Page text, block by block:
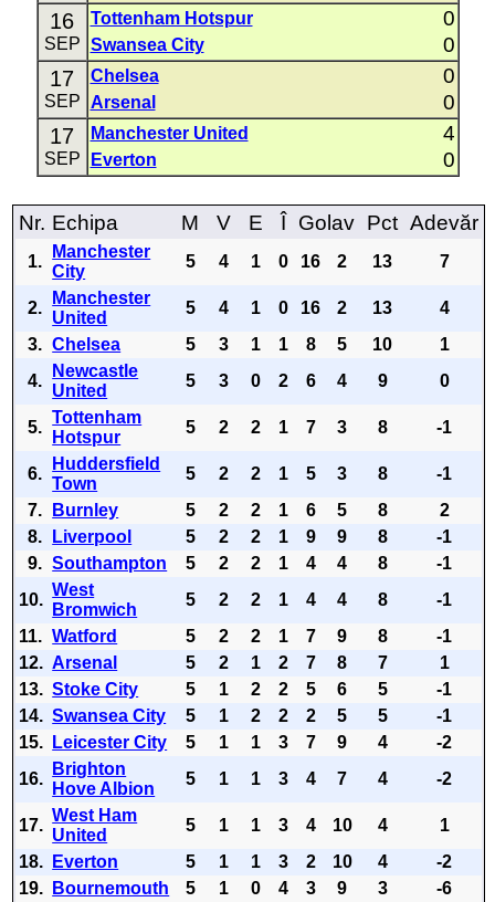
16
SEP
Tottenham Hotspur 0
Swansea City 0
17
SEP
Chelsea 0
Arsenal 0
17
SEP
Manchester United 4
Everton 0
Nr. Echipa M V E Î Golav Pct Adevăr
1.
Manchester
City
5 4 1 0 16 2 13 7
2.
Manchester
United
5 4 1 0 16 2 13
4
3. Chelsea 5 3 1 1 8 5 10
1
4.
Newcastle
United
5 3 0 2 6 4 9 0
5.
Tottenham
Hotspur
5 2 2 1 7 3 8 -1
6.
Huddersfield
Town
5 2 2 1 5 3 8
-1
7.
Burnley 5 2 2 1 6 5 8
2
8.
Liverpool 5 2 2 1 9 9 8
-1
9. Southampton 5 2 2 1 4 4 8
-1
10.
West
Bromwich
5 2 2 1 4 4 8
-1
11. Watford 5 2 2 1 7 9 8
-1
12. Arsenal 5 2 1 2 7 8 7
1
13. Stoke City 5 1 2 2 5 6 5
-1
14. Swansea City 5 1 2 2 2 5 5
-1
15.
Leicester City 5 1 1 3 7 9 4
-2
16.
Brighton
Hove Albion
5 1 1 3 4 7 4 -2
17.
West Ham
United
5 1 1 3 4 10 4
1
18.
Everton 5 1 1 3 2 10 4
-2
19.
Bournemouth 5 1 0 4 3 9 3 -6